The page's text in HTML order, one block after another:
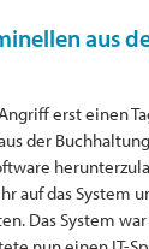
aus
erst einen
der
auf das System
Das System